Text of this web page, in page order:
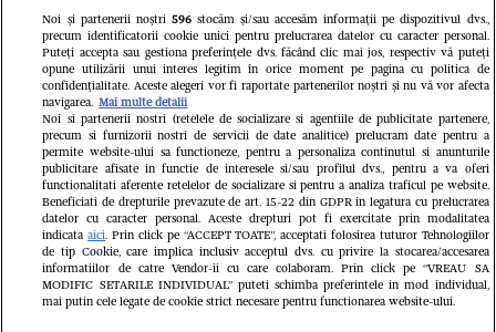
Noi și partenerii noștri 596stocăm și/sau accesăm informații pe dispozitivul dvs.,
precum identificatorii cookie unici pentru prelucrarea datelor cu caracter personal.
Puteți accepta sau gestiona preferințele dvs. făcând clic mai jos, respectiv vă puteți
opune utilizării unui interes legitim în orice moment pe pagina cu politica de
confidențialitate. Aceste alegeri vor fi raportate partenerilor noștri și nu vă vor afecta
navigarea. Mai multe detalii
Noi si partenerii nostri (retelele de socializare si agentiile de publicitate partenere,
precum si furnizorii nostri de servicii de date analitice) prelucram date pentru a
permite website-ului sa functioneze, pentru a personaliza continutul si anunturile
publicitare afisate in functie de interesele si/sau profilul dvs., pentru a va oferi
functionalitati aferente retelelor de socializare si pentru a analiza traficul pe website.
Beneficiati de drepturile prevazute de art. 15-22 din GDPR in legatura cu prelucrarea
datelor cu caracter personal. Aceste drepturi pot fi exercitate prin modalitatea
indicataaici. Prin click pe “ACCEPT TOATE”, acceptati folosirea tuturor Tehnologiilor
de tip Cookie, care implica inclusiv acceptul dvs. cu privire la stocarea/accesarea
informatiilor de catre Vendor-ii cu care colaboram. Prin click pe “VREAU SA
MODIFIC SETARILE INDIVIDUAL” puteti schimba preferintele in mod individual,
mai putin cele legate de cookie strict necesare pentru functionarea website-ului.